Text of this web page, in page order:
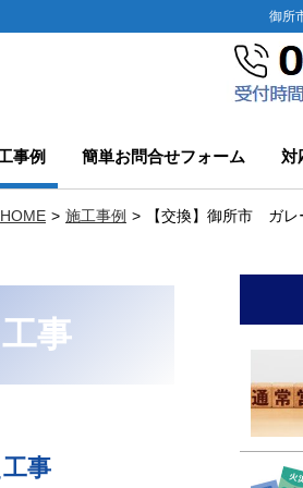
御所
事例 簡単お問合せフォーム 対
HOME 施工事例 【交換】御所市 ガ
事
事